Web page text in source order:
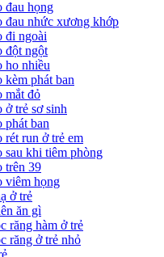
đau họng
đau nhức xương khớp
đi ngoài
đột ngột
ho nhiều
kèm phát ban
mắt đỏ
ở trẻ sơ sinh
phát ban
rét run ở trẻ em
sau khi tiêm phòng
trên 39
viêm họng
ở trẻ
ăn gì
răng hàm ở trẻ
răng ở trẻ nhỏ